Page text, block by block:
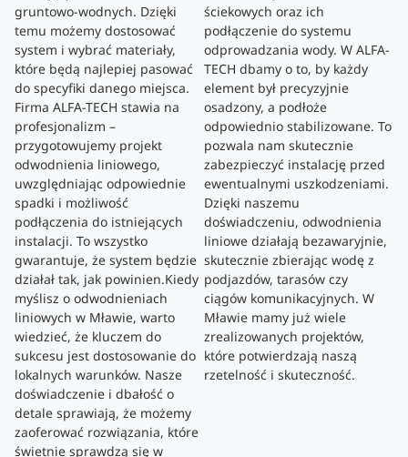
gruntowo-wodnych. Dzięki
temu możemy dostosować
system i wybrać materiały,
które będą najlepiej pasować
do specyfiki danego miejsca.
Firma ALFA-TECH stawia na
profesjonalizm –
przygotowujemy projekt
odwodnienia liniowego,
uwzględniając odpowiednie
spadki i możliwość
podłączenia do istniejących
instalacji. To wszystko
gwarantuje, że system będzie
działał tak, jak powinien.Kiedy
myślisz o odwodnieniach
liniowych w Mławie, warto
wiedzieć, że kluczem do
sukcesu jest dostosowanie do
lokalnych warunków. Nasze
doświadczenie i dbałość o
detale sprawiają, że możemy
zaoferować rozwiązania, które
świetnie sprawdzą się w
ściekowych oraz ich
podłączenie do systemu
odprowadzania wody. W ALFA-
TECH dbamy o to, by każdy
element był precyzyjnie
osadzony, a podłoże
odpowiednio stabilizowane. To
pozwala nam skutecznie
zabezpieczyć instalację przed
ewentualnymi uszkodzeniami.
Dzięki naszemu
doświadczeniu, odwodnienia
liniowe działają bezawaryjnie,
skutecznie zbierając wodę z
podjazdów, tarasów czy
ciągów komunikacyjnych. W
Mławie mamy już wiele
zrealizowanych projektów,
które potwierdzają naszą
rzetelność i skuteczność.